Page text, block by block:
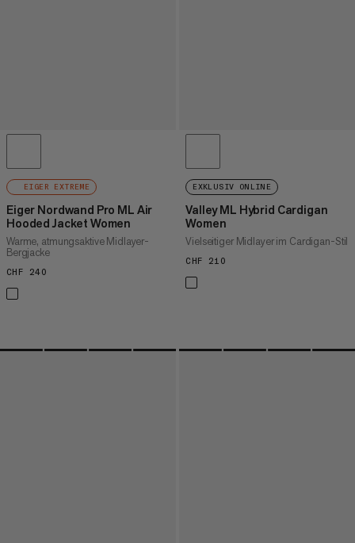
EIGER EXTREME
Eiger Nordwand Pro ML Air
Hooded Jacket Women
Warme, atmungsaktive Midlayer-
Bergjacke
CHF 240
EXKLUSIV ONLINE
Valley ML Hybrid Cardigan
Women
Vielseitiger Midlayer im Cardigan-Stil
CHF 210